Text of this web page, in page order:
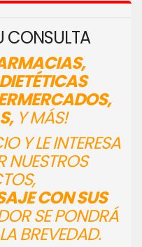
CONSULTA
Y MÁS!
Y LE INTERESA
NUESTROS
CON SUS
SE PONDRÁ
BREVEDAD.